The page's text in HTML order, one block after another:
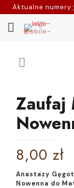
Aktualne numery
Zaufaj
8,00 zł
Anastazy
Nowenna do